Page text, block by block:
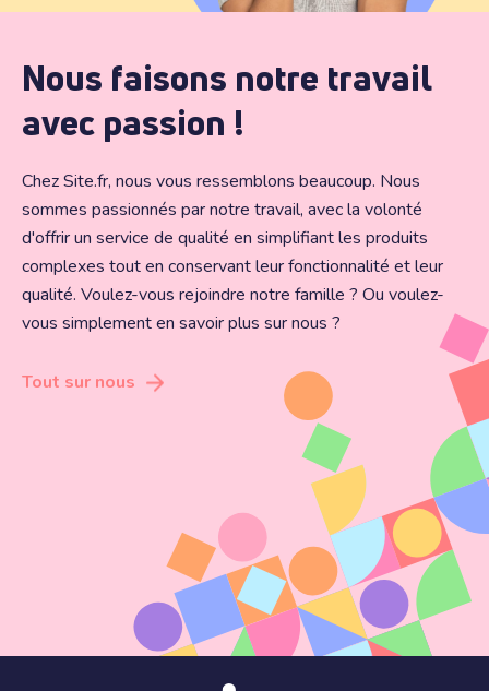
Nous faisons notre travail
avec passion !
Chez Site.fr, nous vous ressemblons beaucoup. Nous
sommes passionnés par notre travail, avec la volonté
d'offrir un service de qualité en simplifiant les produits
complexes tout en conservant leur fonctionnalité et leur
qualité. Voulez-vous rejoindre notre famille ? Ou voulez-
vous simplement en savoir plus sur nous ?
Tout sur nous